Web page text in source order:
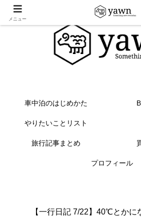
車中泊のはじめかた
やりたいことリスト
旅行記事まとめ
プロフィール
【一行日記 7/22】40℃とかに
メニュー